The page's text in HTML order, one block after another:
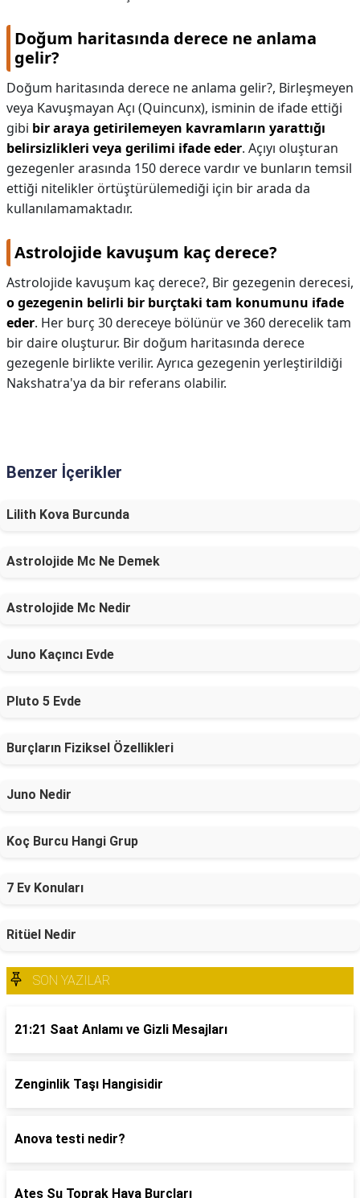
Doğum haritasında derece ne anlama
gelir?
Doğum haritasında derece ne anlama gelir?, Birleşmeyen
veya Kavuşmayan Açı (Quincunx), isminin de ifade ettiği
gibi bir araya getirilemeyen kavramların yarattığı
belirsizlikleri veya gerilimi ifade eder. Açıyı oluşturan
gezegenler arasında 150 derece vardır ve bunların temsil
ettiği nitelikler örtüştürülemediği için bir arada da
kullanılamamaktadır.
Astrolojide kavuşum kaç derece?
Astrolojide kavuşum kaç derece?, Bir gezegenin derecesi,
o gezegenin belirli bir burçtaki tam konumunu ifade
eder. Her burç 30 dereceye bölünür ve 360 ​​derecelik tam
bir daire oluşturur. Bir doğum haritasında derece
gezegenle birlikte verilir. Ayrıca gezegenin yerleştirildiği
Nakshatra'ya da bir referans olabilir.
Benzer İçerikler
Lilith Kova Burcunda
Astrolojide Mc Ne Demek
Astrolojide Mc Nedir
Juno Kaçıncı Evde
Pluto 5 Evde
Burçların Fiziksel Özellikleri
Juno Nedir
Koç Burcu Hangi Grup
7 Ev Konuları
Ritüel Nedir
SON YAZILAR
21:21 Saat Anlamı ve Gizli Mesajları
Zenginlik Taşı Hangisidir
Anova testi nedir?
Ateş Su Toprak Hava Burçları